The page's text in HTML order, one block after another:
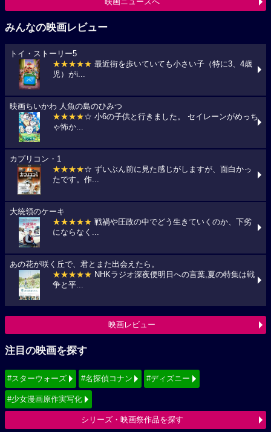
みんなの映画レビュー
トイ・ストーリー5
★★★★★ 最近街を歩いていても小さい子（特に3、4歳
児）がi...
映画ちいかわ 人魚の島のひみつ
★★★★☆ 小6の子供と行きました。 セイレーンがめっち
ゃ怖か...
カプリコン・1
★★★★☆ ずいぶん前に見た感じがしますが、面白かっ
たです。作...
大統領のケーキ
★★★★★ 戦禍や圧政の中でどう生きていくのか、下劣
にならなく...
あの花が咲く丘で、君とまた出会えたら。
★★★★★ NHKラジオ深夜便明日への言葉,夏の特集は戦
争と平...
映画レビュー
注目の映画を探す
#スターウォーズ #名探偵コナン #ディズニー
#少女漫画原作実写化
シリーズ・映画祭作品を探す